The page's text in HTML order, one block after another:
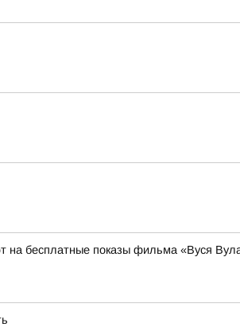
на бесплатные показы фильма «Вуся